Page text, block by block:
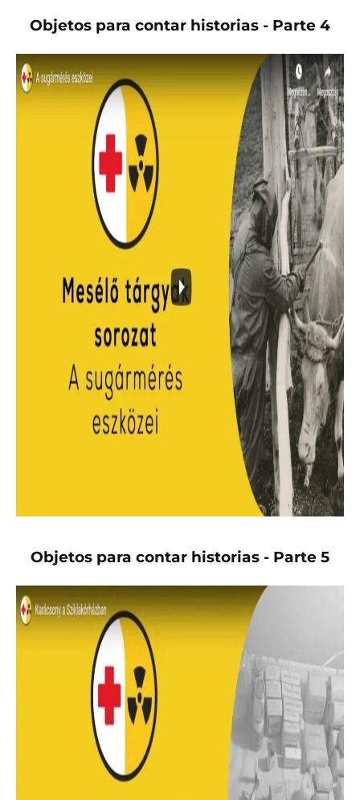
Objetos para contar historias - Parte 4
Objetos para contar historias - Parte 5